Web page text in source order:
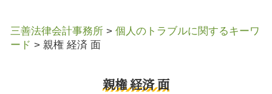
三善法律会計事務所 > 個人のトラブルに関するキーワ
ード > 親権 経済 面
親権 経済 面